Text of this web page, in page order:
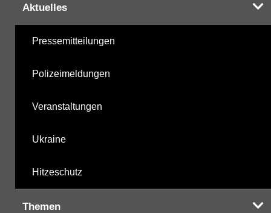
Aktuelles
Pressemitteilungen
Polizeimeldungen
Veranstaltungen
Ukraine
Hitzeschutz
Themen